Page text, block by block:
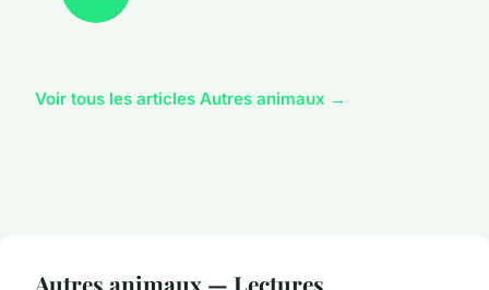
Voir tous les articles Autres animaux →
Autres animaux — Lectures